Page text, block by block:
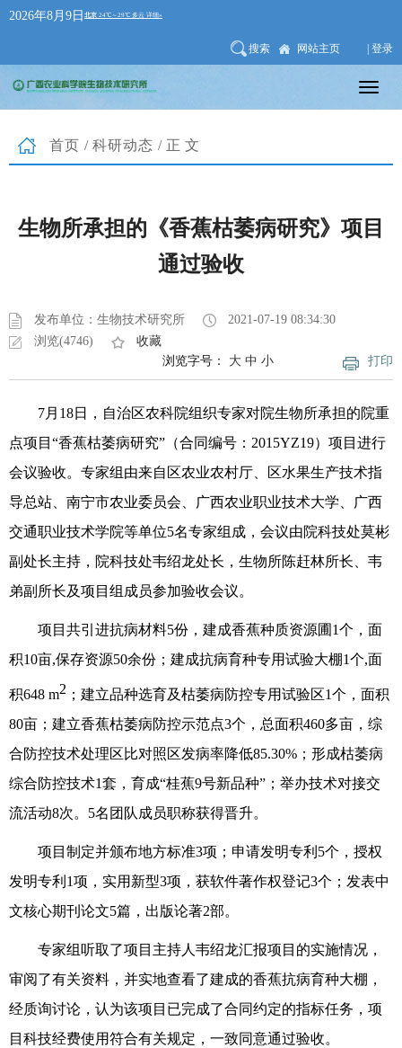
2026年8月9日
搜索 网站主页 | 登录
首页 / 科研动态 /正文
生物所承担的《香蕉枯萎病研究》项目
通过验收
发布单位：生物技术研究所
2021-07-19 08:34:30
浏览(4746)
收藏
打印
浏览字号： 大 中 小
7月18日，自治区农科院组织专家对院生物所承担的院重
点项目“香蕉枯萎病研究”（合同编号：2015YZ19）项目进行
会议验收。专家组由来自区农业农村厅、区水果生产技术指
导总站、南宁市农业委员会、广西农业职业技术大学、广西
交通职业技术学院等单位5名专家组成，会议由院科技处莫彬
副处长主持，院科技处韦绍龙处长，生物所陈赶林所长、韦
弟副所长及项目组成员参加验收会议。
项目共引进抗病材料5份，建成香蕉种质资源圃1个，面
积10亩,保存资源50余份；建成抗病育种专用试验大棚1个,面
积648 m2 ；建立品种选育及枯萎病防控专用试验区1个，面积
80亩；建立香蕉枯萎病防控示范点3个，总面积460多亩，综
合防控技术处理区比对照区发病率降低85.30%；形成枯萎病
综合防控技术1套，育成“桂蕉9号新品种”；举办技术对接交
流活动8次。5名团队成员职称获得晋升。
项目制定并颁布地方标准3项；申请发明专利5个，授权
发明专利1项，实用新型3项，获软件著作权登记3个；发表中
文核心期刊论文5篇，出版论著2部。
专家组听取了项目主持人韦绍龙汇报项目的实施情况，
审阅了有关资料，并实地查看了建成的香蕉抗病育种大棚，
经质询讨论，认为该项目已完成了合同约定的指标任务，项
目科技经费使用符合有关规定，一致同意通过验收。